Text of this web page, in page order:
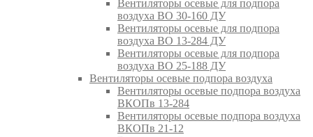
Вентиляторы осевые для подпора
воздуха ВО 30-160 ДУ
Вентиляторы осевые для подпора
воздуха ВО 13-284 ДУ
Вентиляторы осевые для подпора
воздуха ВО 25-188 ДУ
Вентиляторы осевые подпора воздуха
Вентиляторы осевые подпора воздуха
ВКОПв 13-284
Вентиляторы осевые подпора воздуха
ВКОПв 21-12